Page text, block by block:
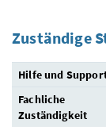
Zuständige
Hilfe und
Fachliche
Zuständigkeit